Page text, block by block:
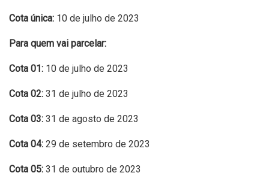
Cota única: 10 de julho de 2023
Para quem vai parcelar:
Cota 01: 10 de julho de 2023
Cota 02: 31 de julho de 2023
Cota 03: 31 de agosto de 2023
Cota 04: 29 de setembro de 2023
Cota 05: 31 de outubro de 2023